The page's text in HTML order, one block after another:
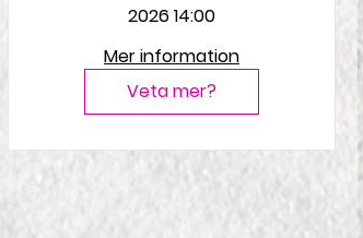
2026 14:00
Mer information
Veta mer?